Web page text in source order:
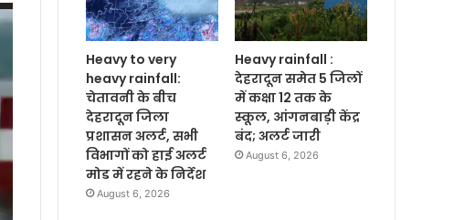
Heavy to very
heavy rainfall:
चेतावनी के बीच
देहरादून जिला
प्रशासन अलर्ट, सभी
विभागों को हाई अलर्ट
मोड में रहने के निर्देश
August 6, 2026
Heavy rainfall :
देहरादून समेत 5 जिलों
में कक्षा 12 तक के
स्कूल, आंगनबाड़ी केंद्र
बंद; अलर्ट जारी
August 6, 2026